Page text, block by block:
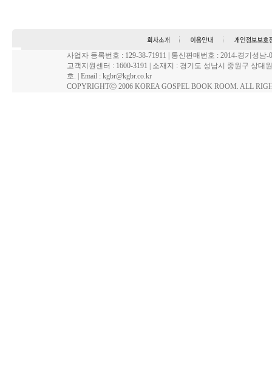
사업자 등록번호 : 129-38-71911 | 통신판매번호 : 2014-경기성남
고객지원센터 : 1600-3191 | 소재지 : 경기도 성남시 중원구 상대
호. | Email : kgbr@kgbr.co.kr
COPYRIGHTⒸ 2006 KOREA GOSPEL BOOK ROOM. ALL